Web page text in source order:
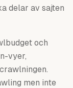
delar av sajten
och
vyer,
men inte